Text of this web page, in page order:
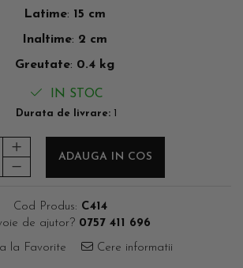
Latime: 15 cm
Inaltime: 2 cm
Greutate: 0.4 kg
IN STOC
Durata de livrare: 1
ADAUGA IN COS
Cod Produs: C414
de ajutor? 0757 411 696
la Favorite Cere informatii